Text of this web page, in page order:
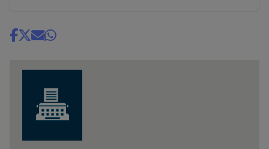
Share